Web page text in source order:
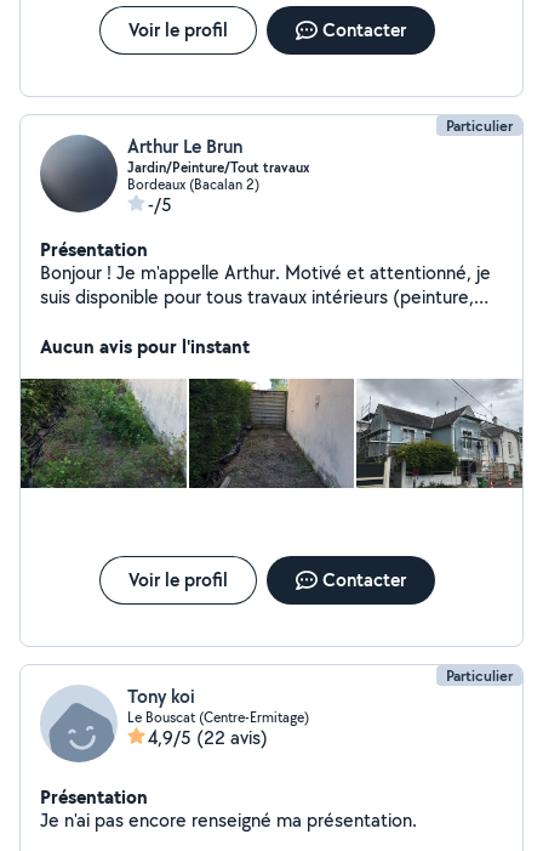
Voir le profil Contacter
Particulier
Arthur Le Brun
Jardin/Peinture/Tout travaux
Bordeaux (Bacalan 2)
-/5
Présentation
Bonjour ! Je m'appelle Arthur. Motivé et attentionné, je
suis disponible pour tous travaux intérieurs (peinture,
élagage, petite maçonnerie, clôture, nettoyage de
déménagement, garde et promenade d'animaux, aide
aux courses, à la vie quotidienne ou pour de
l'administratif, transport, accompagnement) Véhiculé et
flexible sur les horaires, je suis disponible sur Bordeaux
et alentours. N'hésitez pas à m'envoyer un message, à
Aucun avis pour l'instant
Voir le profil Contacter
Particulier
Tony koi
Le Bouscat (Centre-Ermitage)
4,9/5 (22 avis)
Présentation
Je n'ai pas encore renseigné ma présentation.